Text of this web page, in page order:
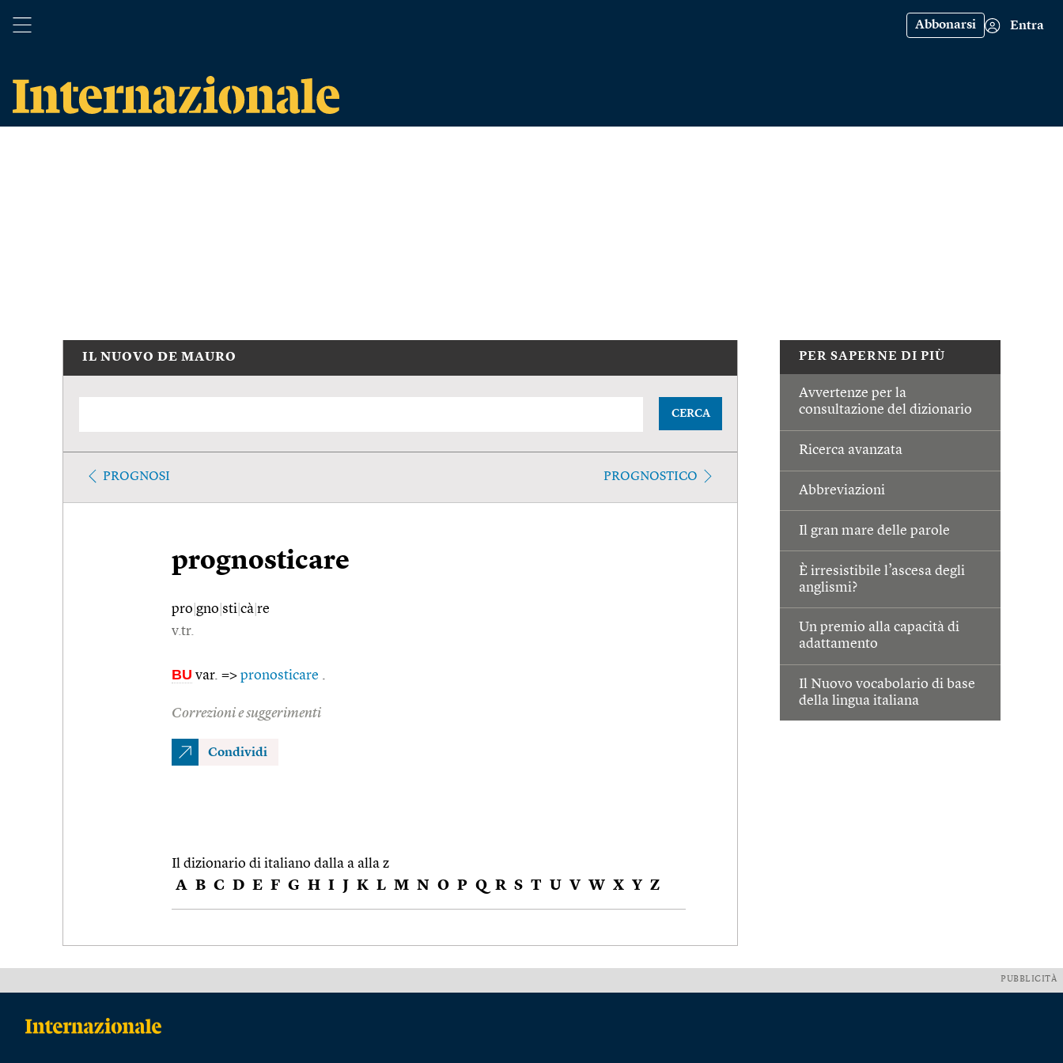
Abbonarsi Entra
PER SAPERNE DI PIÙ
Avvertenze per la
consultazione del dizionario
Ricerca avanzata
Abbreviazioni
Il gran mare delle parole
È irresistibile l’ascesa degli
anglismi?
Un premio alla capacità di
adattamento
Il Nuovo vocabolario di base
della lingua italiana
IL NUOVO DE MAURO
CERCA
PROGNOSI PROGNOSTICO
prognosticare
pro gno sti cà re
v.tr.
BU var. => pronosticare .
Correzioni e suggerimenti
Condividi
Il dizionario di italiano dalla a alla z
A B C D E F G H I J K L M N O P Q R S T U V W X Y Z
PUBBLICITÀ